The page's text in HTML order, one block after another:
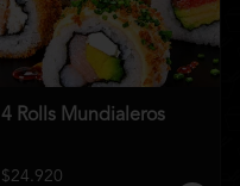
4 Rolls Mundialeros
$24.920